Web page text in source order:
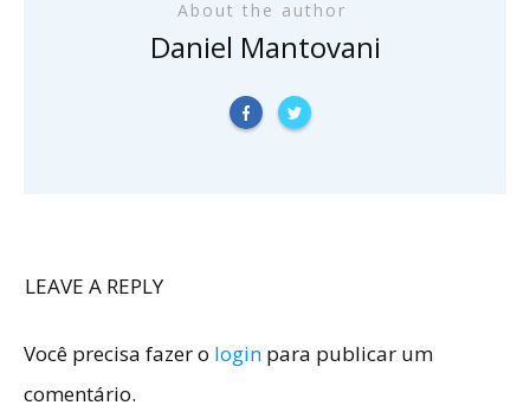
About the author
Daniel Mantovani
LEAVE A REPLY
Você precisa fazer o login para publicar um
comentário.